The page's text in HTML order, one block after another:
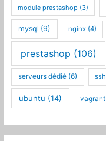
module prestashop (3)
mysql (9) nginx(4)
prestashop (106)
serveurs dédié(6) ssh
ubuntu (14) vagrant